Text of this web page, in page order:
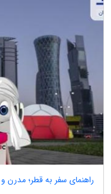
راهنمای سفر به قطر؛ مدرن و